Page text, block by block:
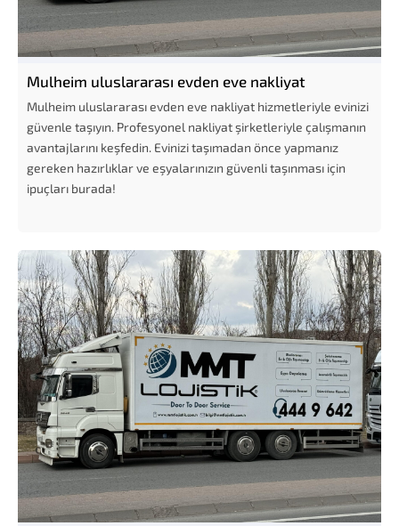
Mulheim uluslararası evden eve nakliyat
Mulheim uluslararası evden eve nakliyat hizmetleriyle evinizi
güvenle taşıyın. Profesyonel nakliyat şirketleriyle çalışmanın
avantajlarını keşfedin. Evinizi taşımadan önce yapmanız
gereken hazırlıklar ve eşyalarınızın güvenli taşınması için
ipuçları burada!